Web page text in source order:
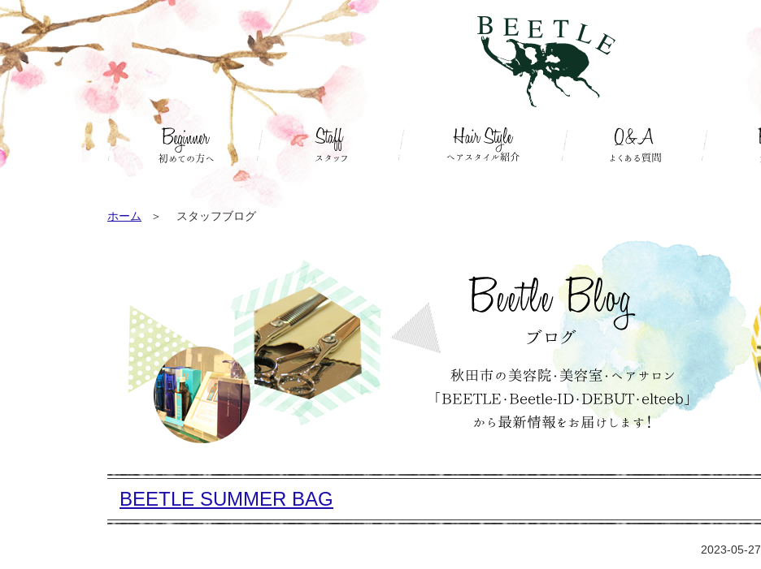
ホーム スタッフブログ
BEETLE SUMMER BAG
2023-05-27